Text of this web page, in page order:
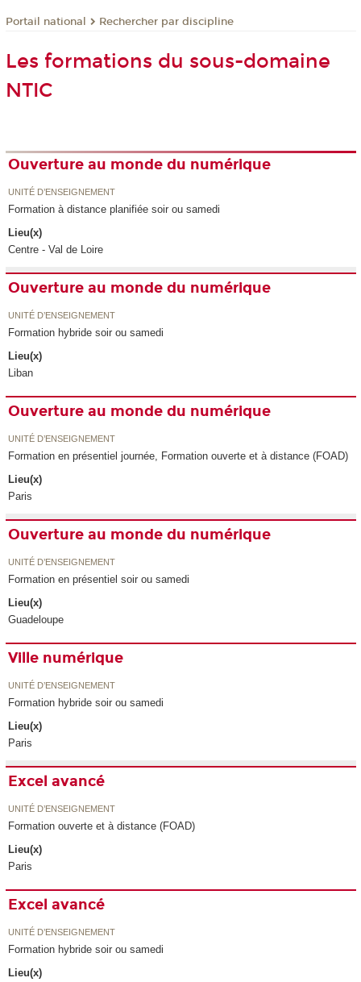
Portail national Rechercher par discipline
Les formations du sous-domaine
NTIC
Ouverture au monde du numérique
UNITÉ D’ENSEIGNEMENT
Formation à distance planifiée soir ou samedi
Lieu(x)
Centre - Val de Loire
Ouverture au monde du numérique
UNITÉ D’ENSEIGNEMENT
Formation hybride soir ou samedi
Lieu(x)
Liban
Ouverture au monde du numérique
UNITÉ D’ENSEIGNEMENT
Formation en présentiel journée, Formation ouverte et à distance (FOAD)
Lieu(x)
Paris
Ouverture au monde du numérique
UNITÉ D’ENSEIGNEMENT
Formation en présentiel soir ou samedi
Lieu(x)
Guadeloupe
Ville numérique
UNITÉ D’ENSEIGNEMENT
Formation hybride soir ou samedi
Lieu(x)
Paris
Excel avancé
UNITÉ D’ENSEIGNEMENT
Formation ouverte et à distance (FOAD)
Lieu(x)
Paris
Excel avancé
UNITÉ D’ENSEIGNEMENT
Formation hybride soir ou samedi
Lieu(x)